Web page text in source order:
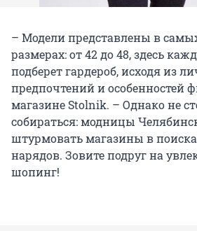
– Модели представлены в
размерах: от 42 до 48, здесь
подберет гардероб, исходя из
предпочтений и особенностей
магазине Stolnik. – Однако не
собираться: модницы
штурмовать магазины в
нарядов. Зовите подруг на
шопинг!